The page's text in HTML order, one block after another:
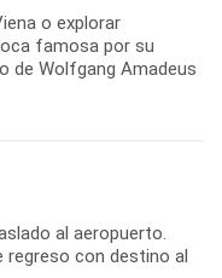
o explorar
famosa por su
de Wolfgang Amadeus
al aeropuerto.
regreso con destino al